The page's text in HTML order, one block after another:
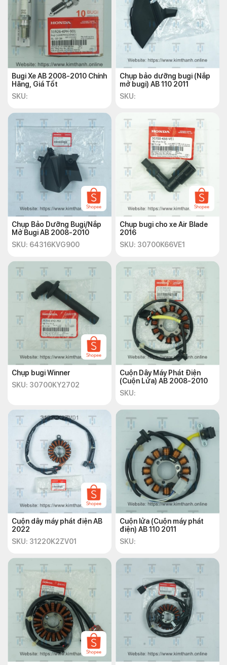
Bugi Xe AB 2008-2010 Chính
Hãng, Giá Tốt
SKU:
Chụp bảo dưỡng bugi (Nắp
mở bugi) AB 110 2011
SKU:
Chụp Bảo Dưỡng Bugi/Nắp
Mở Bugi AB 2008-2010
SKU: 64316KVG900
Chụp bugi cho xe Air Blade
2016
SKU: 30700K66VE1
Chụp bugi Winner
SKU: 30700KY2702
Cuộn Dây Máy Phát Điện
(Cuộn Lửa) AB 2008-2010
SKU:
Cuộn dây máy phát điện AB
2022
SKU: 31220K2ZV01
Cuộn lửa (Cuộn máy phát
điện) AB 110 2011
SKU: